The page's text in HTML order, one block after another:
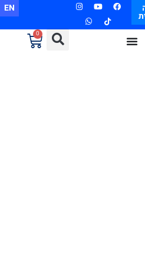
EN
0